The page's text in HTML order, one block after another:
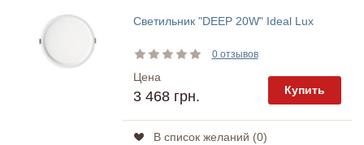
Светильник "DEEP 20W" Ideal Lux
0 отзывов
Цена
3 468 грн. Купить
В список желаний (0)